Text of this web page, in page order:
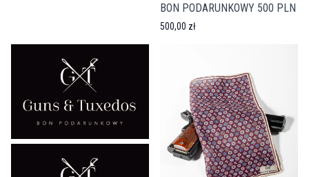
BON PODARUNKOWY 500 PLN
500,00 zł